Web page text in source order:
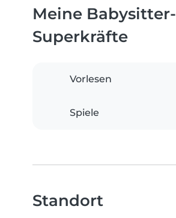
Meine Babysitter-
Superkräfte
Vorlesen
Spiele
Standort